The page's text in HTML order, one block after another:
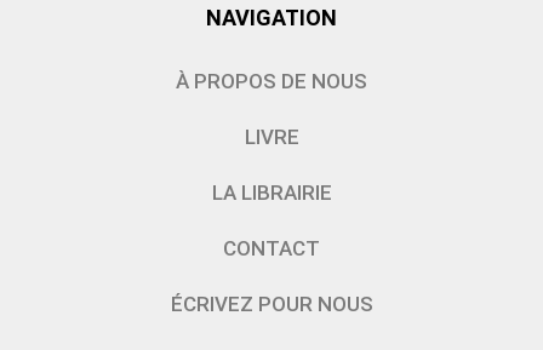
NAVIGATION
À PROPOS DE NOUS
LIVRE
LA LIBRAIRIE
CONTACT
ÉCRIVEZ POUR NOUS